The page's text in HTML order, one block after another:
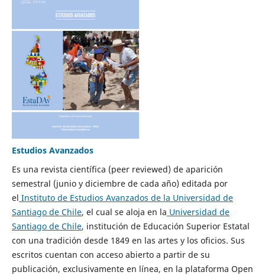
Estudios Avanzados
Es una revista científica (peer reviewed) de aparición
semestral (junio y diciembre de cada año) editada por
el Instituto de Estudios Avanzados de la Universidad de
Santiago de Chile, el cual se aloja en la Universidad de
Santiago de Chile, institución de Educación Superior Estatal
con una tradición desde 1849 en las artes y los oficios. Sus
escritos cuentan con acceso abierto a partir de su
publicación, exclusivamente en línea, en la plataforma Open